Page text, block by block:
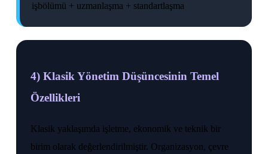
işbölümü + uzmanlaşma + standartlaşma
4) Klasik Yönetim Düşüncesinin Temel
Özellikleri
Klasik yaklaşımda işletme, ekonomik ve teknik bir
birim olarak değerlendirilmiştir. Organizasyon, çevre